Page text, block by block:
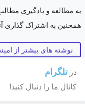
به مطالعه و یادگیری مطالب
همچنین به اشتراک گذاری
نوشته های بیشتر از امینه
درتلگرام
کانال ما را دنبال کنید!